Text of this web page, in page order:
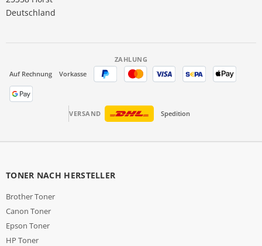
Deutschland
ZAHLUNG
Auf Rechnung
Vorkasse
VERSAND Spedition
TONER NACH HERSTELLER
Brother Toner
Canon Toner
Epson Toner
HP Toner